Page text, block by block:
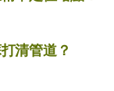
清管道？